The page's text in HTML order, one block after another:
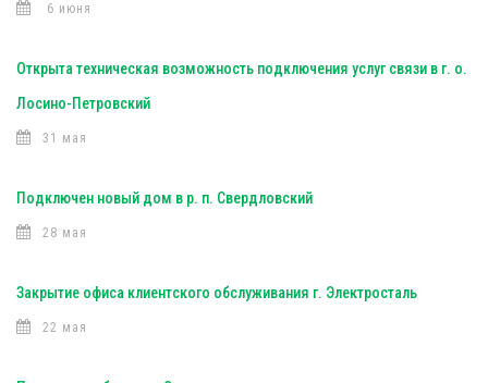
6 июня
Открыта техническая возможность подключения услуг связи в г. о.
Лосино-Петровский
31 мая
Подключен новый дом в р. п. Свердловский
28 мая
Закрытие офиса клиентского обслуживания г. Электросталь
22 мая